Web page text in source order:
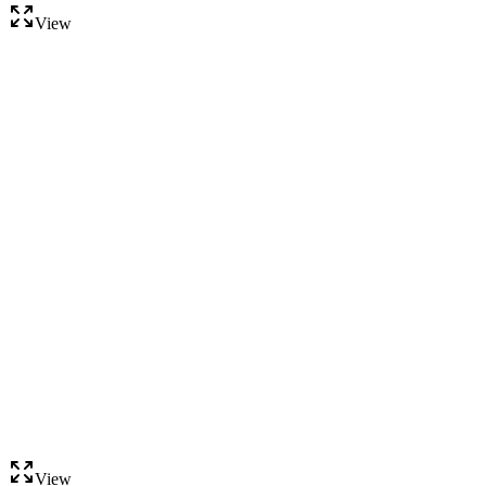
View
View